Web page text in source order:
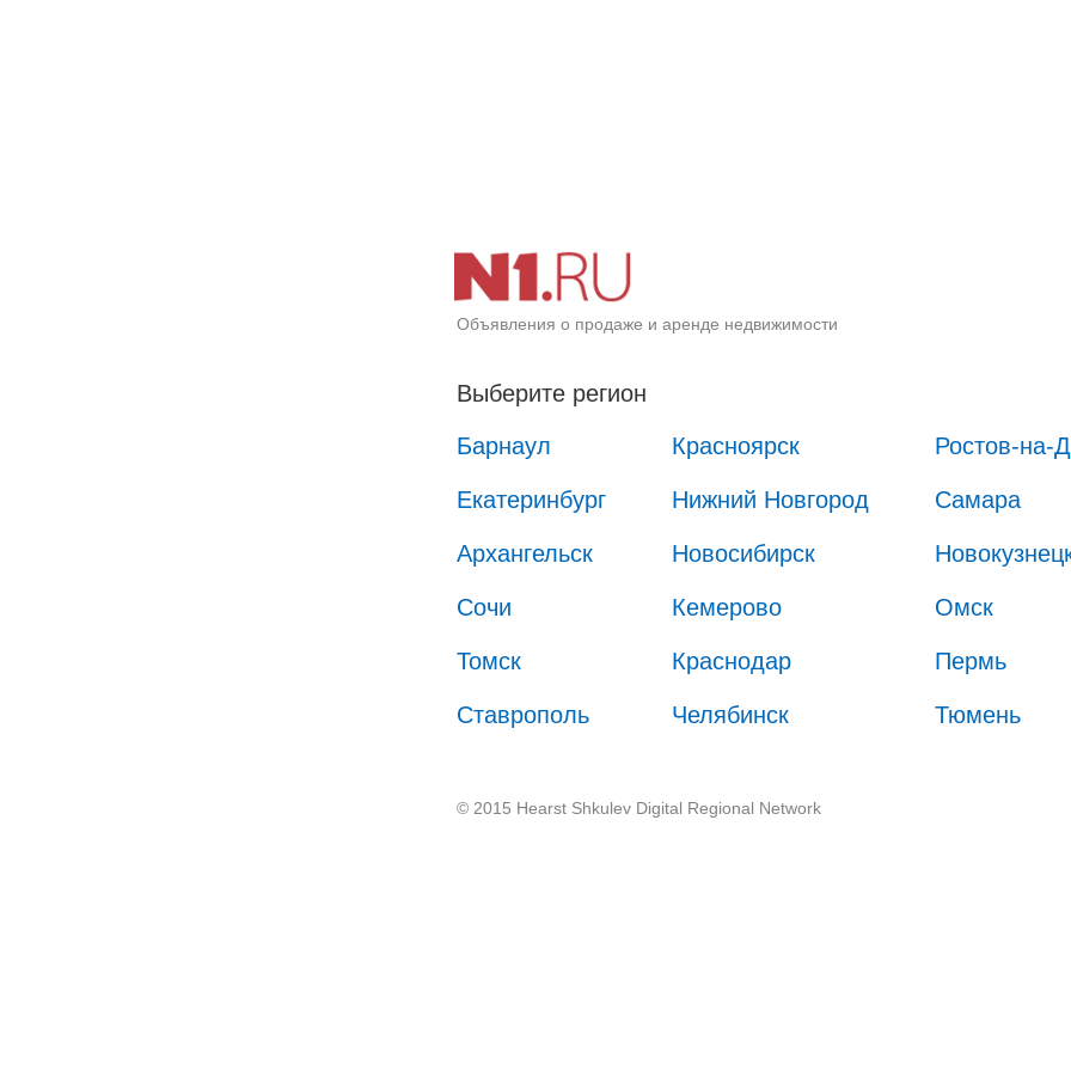
Объявления о продаже и аренде недвижимости
Выберите регион
Барнаул
Красноярск Ростов-на-
Екатеринбург Нижний Новгород Самара
Архангельск Новосибирск
Сочи Кемерово Омск
Томск Краснодар Пермь
Ставрополь Челябинск Тюмень
© 2015 Hearst Shkulev Digital Regional Network